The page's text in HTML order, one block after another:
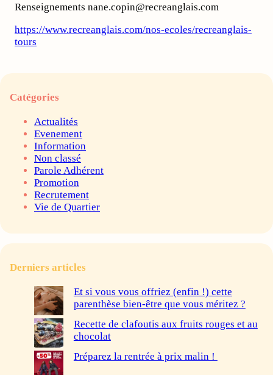
Renseignements nane.copin@recreanglais.com
https://www.recreanglais.com/nos-ecoles/recreanglais-
tours
Catégories
Actualités
Evenement
Information
Non classé
Parole Adhérent
Promotion
Recrutement
Vie de Quartier
Derniers articles
Et si vous vous offriez (enfin !) cette
parenthèse bien-être que vous méritez ?
Recette de clafoutis aux fruits rouges et au
chocolat
Préparez la rentrée à prix malin !